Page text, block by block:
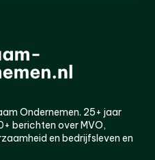
Ondernemen. 25+ jaar
berichten over MVO,
en bedrijfsleven en